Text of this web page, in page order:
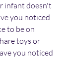
infant doesn't
you noticed
to be on
toys or
you noticed